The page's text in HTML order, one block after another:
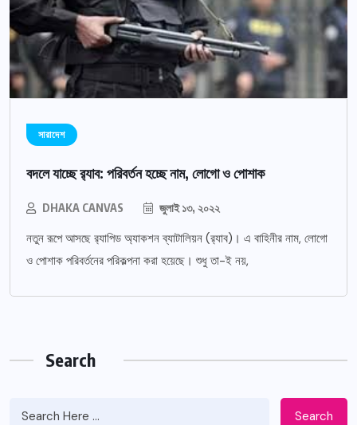
সারাদেশ
বদলে যাচ্ছে র‌্যাব: পরিবর্তন হচ্ছে নাম, লোগো ও পোশাক
DHAKA CANVAS জুলাই ১৩, ২০২২
নতুন রূপে আসছে র‌্যাপিড অ্যাকশন ব্যাটালিয়ন (র‌্যাব)। এ বাহিনীর নাম, লোগো
ও পোশাক পরিবর্তনের পরিকল্পনা করা হয়েছে। শুধু তা-ই নয়,
Search
Search